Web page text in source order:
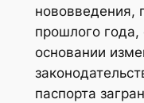
нововведения,
прошлого года,
основании
паспорта